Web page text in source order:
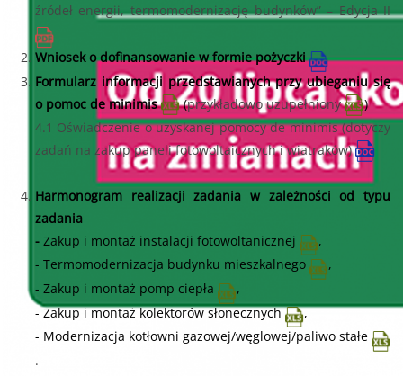
źródeł energii, termomodernizację budynków” – Edycja II
Wniosek o dofinansowanie w formie pożyczki
Formularz informacji przedstawianych przy ubieganiu się
o pomoc de minimis
(przykładowo uzupełniony
)
4.1 Oświadczenie o uzyskanej pomocy de minimis (dotyczy
zadań na zakup paneli fotowoltaicznych i wiatraków)
Harmonogram realizacji zadania w zależności od typu
zadania
- Zakup i montaż instalacji fotowoltanicznej
,
- Termomodernizacja budynku mieszkalnego
,
- Zakup i montaż pomp ciepła
,
-Zakup i montaż kolektorów słonecznych
,
- Modernizacja kotłowni gazowej/węglowej/paliwo stałe
.